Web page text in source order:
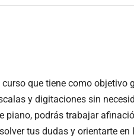
que tiene como objetivo
y digitaciones sin
podrás trabajar
tus dudas y orientarte